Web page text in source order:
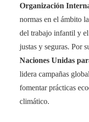
Organización
normas en el ámbito
del trabajo infantil y
justas y seguras. Por
Naciones Unidas
lidera campañas
fomentar prácticas
climático.